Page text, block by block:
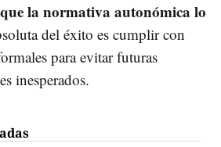
la normativa autonómica lo
del éxito es cumplir con
para evitar futuras
inesperados.